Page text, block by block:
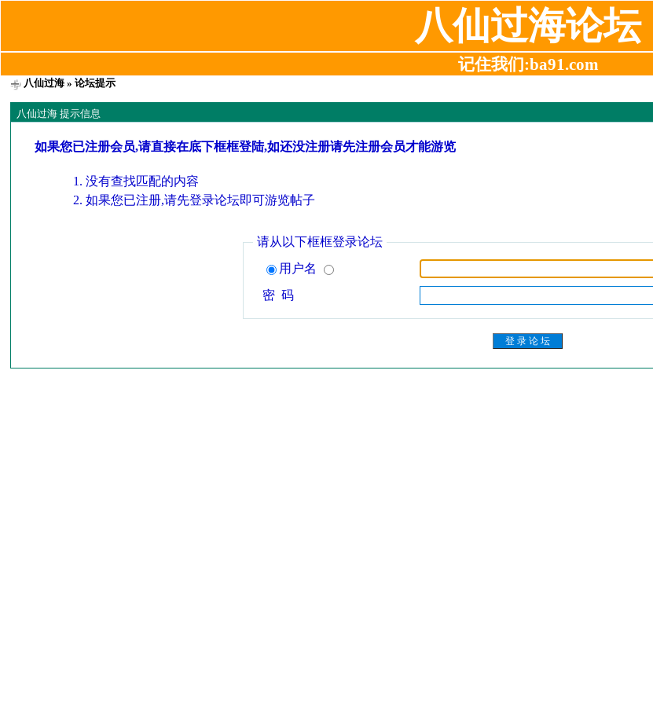
八仙过海论坛
记住我们:ba91.com
八仙过海 » 论坛提示
八仙过海 提示信息
如果您已注册会员,请直接在底下框框登陆,如还没注册请先注册会员才能游览
没有查找匹配的内容
如果您已注册,请先登录论坛即可游览帖子
请从以下框框登录论坛
用户名
密 码